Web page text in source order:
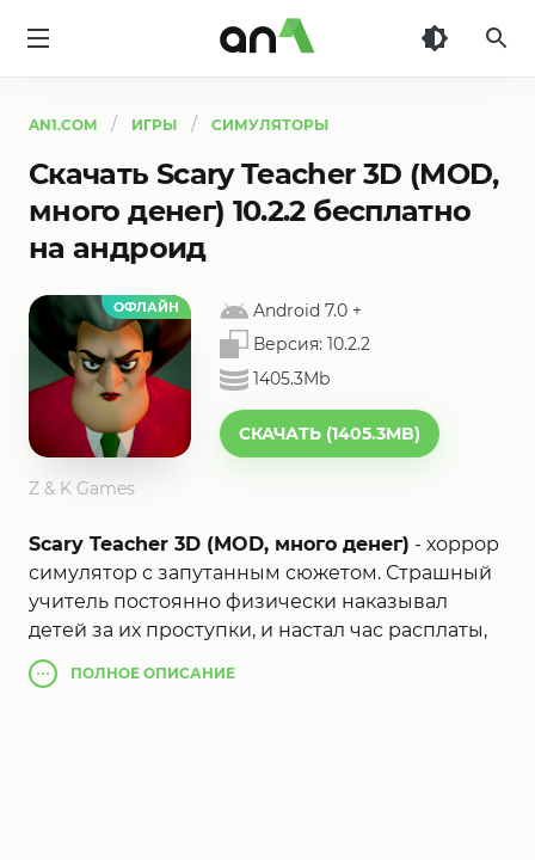
AN1.COM ИГРЫ СИМУЛЯТОРЫ
Скачать Scary Teacher 3D (MOD,
много денег) 10.2.2 бесплатно
на андроид
ОФЛАЙН Android 7.0 +
Версия: 10.2.2
1405.3Mb
СКАЧАТЬ (1405.3MB)
Z & K Games
Scary Teacher 3D (MOD, много денег) - хоррор
симулятор с запутанным сюжетом. Страшный
учитель постоянно физически наказывал
детей за их проступки, и настал час расплаты,
учитель переехал в большой дом по соседству.
Теперь вам нужно узнать что скрывает мисс Т,
ПОЛНОЕ ОПИСАНИЕ